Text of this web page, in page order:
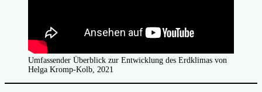
Umfassender Überblick zur Entwicklung des Erdklimas von
Helga Kromp-Kolb, 2021